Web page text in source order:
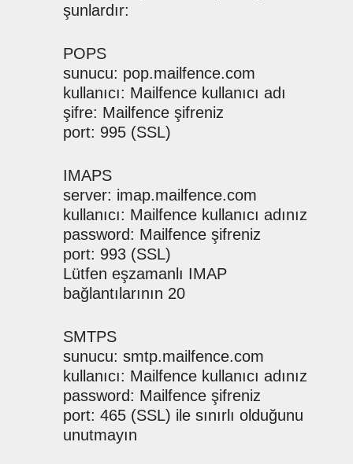
şunlardır:
POPS
sunucu: pop.mailfence.com
kullanıcı: Mailfence kullanıcı adı
şifre: Mailfence şifreniz
port: 995 (SSL)
IMAPS
server: imap.mailfence.com
kullanıcı: Mailfence kullanıcı adınız
password: Mailfence şifreniz
port: 993 (SSL)
Lütfen eşzamanlı IMAP
bağlantılarının 20
SMTPS
sunucu: smtp.mailfence.com
kullanıcı: Mailfence kullanıcı adınız
password: Mailfence şifreniz
port: 465 (SSL) ile sınırlı olduğunu
unutmayın